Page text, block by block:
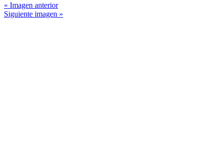
« Imagen anterior
Siguiente imagen »